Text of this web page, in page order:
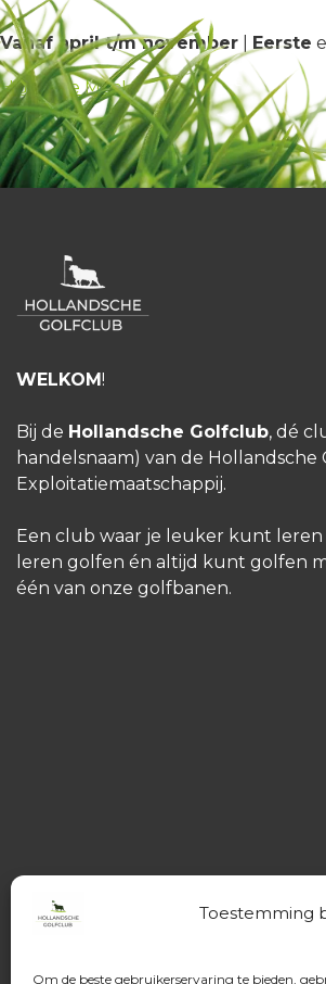
Toestemming
Om de beste gebruikerservaring te bieden,
Vanaf april t/m november Eerste
HGC Doe Mee!
WELKOM!
Bij de Hollandsche Golfclub, dé
handelsnaam) van de Hollandsche
Exploitatiemaatschappij.
Een club waar je leuker kunt
leren golfen én altijd kunt golfen
één van onze golfbanen.